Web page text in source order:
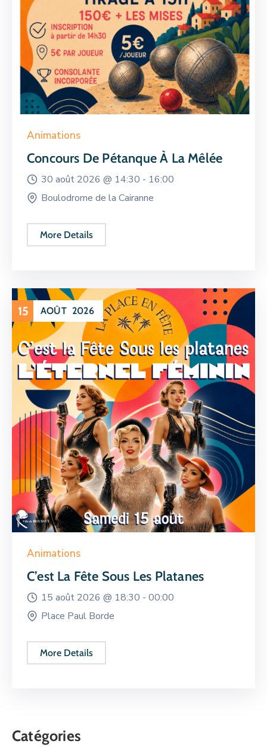
Animations
Concours De Pétanque À La Mêlée
30 août 2026 @ 14:30 - 16:00
Boulodrome de la Cairanne
More Details
15 AOÛT 2026
Animations
C’est La Fête Sous Les Platanes
15 août 2026 @ 18:30 - 00:00
Place Paul Borde
More Details
Catégories